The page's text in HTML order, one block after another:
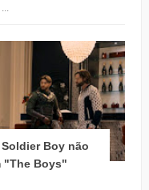
Boy não
"The Boys"